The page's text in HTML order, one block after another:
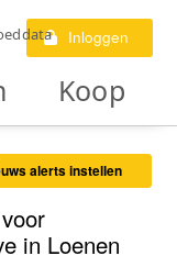
Inloggen
Koop
alerts instellen
in Loenen